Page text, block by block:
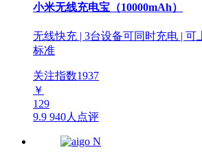
小米无线充电宝（10000mAh）
无线快充 | 3台设备可同时充电 | 可
标准
关注指数1937
￥
129
9.9 940人点评